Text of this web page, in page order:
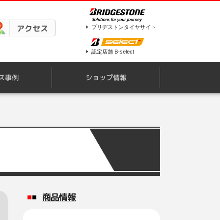
アクセス ブリヂストンタイヤサイト
認定店舗 B-select
事例 ショップ情報
商品情報